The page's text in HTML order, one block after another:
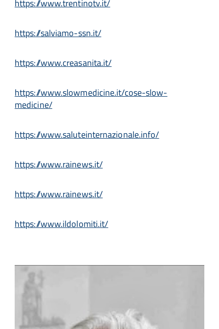
https://www.trentinotv.it/
https://salviamo-ssn.it/
https://www.creasanita.it/
https://www.slowmedicine.it/cose-slow-
medicine/
https://www.saluteinternazionale.info/
https://www.rainews.it/
https://www.rainews.it/
https://www.ildolomiti.it/